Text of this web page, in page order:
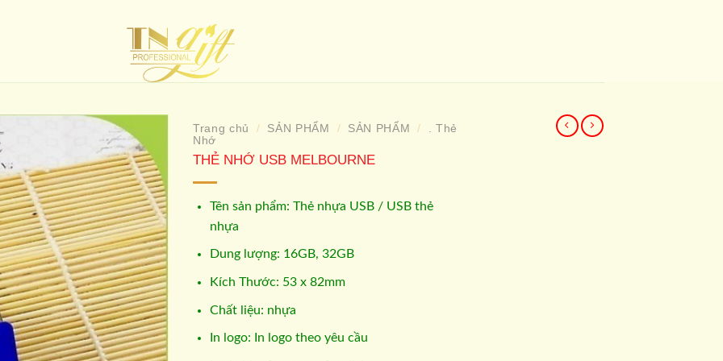
Add to
wishlist
Trang chủ / SẢN PHẨM / SẢN PHẨM /
. Thẻ
Nhớ
THẺ NHỚ USB MELBOURNE
Tên sản phẩm: Thẻ nhựa USB / USB thẻ
nhựa
Dung lượng: 16GB, 32GB
Kích Thước: 53 x 82mm
Chất liệu: nhựa
In logo: In logo theo yêu cầu